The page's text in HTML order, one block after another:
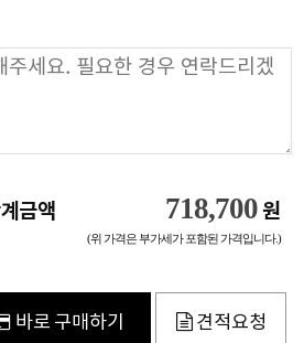
금액 718,700 원
(위 가격은 부가세가 포함된 가격입니다.)
바로 구매하기 견적요청